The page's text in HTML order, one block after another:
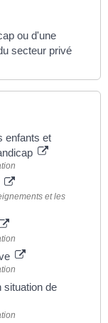
ou d'une
secteur privé
enfants et
et les
situation de